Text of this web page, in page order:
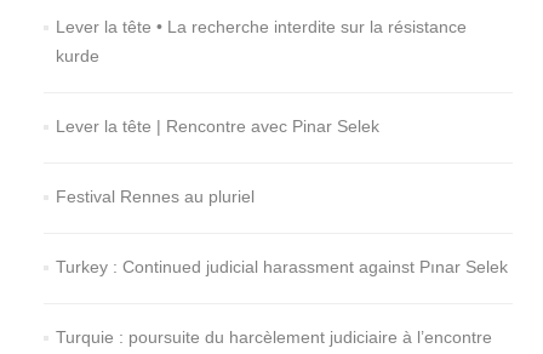
Lever la tête • La recherche interdite sur la résistance
kurde
Lever la tête | Rencontre avec Pinar Selek
Festival Rennes au pluriel
Turkey : Continued judicial harassment against Pınar Selek
Turquie : poursuite du harcèlement judiciaire à l’encontre